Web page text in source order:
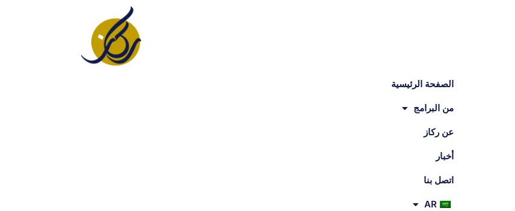
الصفحة الرئيسية
من البرامج
عن ركاز
أخبار
اتصل بنا
AR